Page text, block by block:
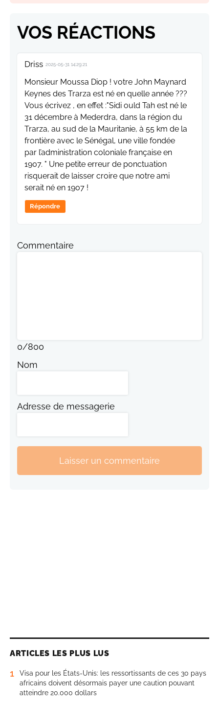
VOS RÉACTIONS
Driss 2025-05-31 14:29:21
Monsieur Moussa Diop ! votre John Maynard
Keynes des Trarza est né en quelle année ???
Vous écrivez , en effet :"Sidi ould Tah est né le
31 décembre à Mederdra, dans la région du
Trarza, au sud de la Mauritanie, à 55 km de la
frontière avec le Sénégal, une ville fondée
par l’administration coloniale française en
1907. " Une petite erreur de ponctuation
risquerait de laisser croire que notre ami
serait né en 1907 !
Répondre
Commentaire
0/800
Nom
Adresse de messagerie
Laisser un commentaire
ARTICLES LES PLUS LUS
1
Visa pour les États-Unis: les ressortissants de ces 30 pays
africains doivent désormais payer une caution pouvant
atteindre 20.000 dollars